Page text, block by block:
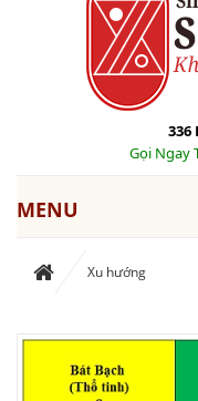
336
Gọi Ngay
MENU
Xu hướng